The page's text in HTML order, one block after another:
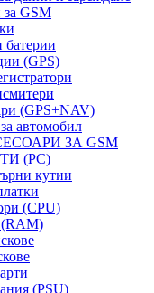
за GSM
(GPS)
(GPS+NAV)
автомобил
ЗА GSM
(PC)
кутии
(CPU)
(PSU)